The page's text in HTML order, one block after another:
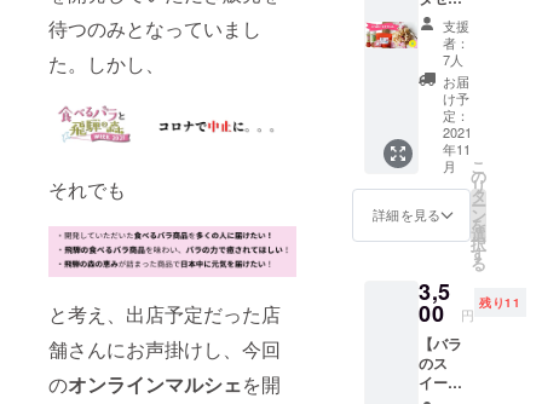
待つのみとなっていまし
た。しかし、
それでも
と考え、出店予定だった店
舗さんにお声掛けし、今回
のオンラインマルシェを開
は、地
元の小
学生有
志が地
域の資
源を生
かした
商品開
発〜販
売まで
プロ
ジェク
回は地
元の大
人との
コラボ
レー
ション
限 発
送から
約3週間
●バラの
(10g)1
玖島
ローズ
賞味期
限 発
送から
ずく
（バラ
のシ
ロッ
プ）
(125g)
味噌煎
餅(3
枚) 井
之廣製
菓舗 賞
味期
限 発
送から
約3ヶ月
●バラ酢
ドレッ
(１本)
わ〜く
はうす
賞味期
限 発
送から
約2ヶ月
ト】 ◆
お届け
内容◆
●生パス
フィッ
トチー
ネ ロー
(200g)
飛騨
食〜
HIDASY
袋にパ
スタ
200g入
り(約２
名分)を
3袋お届
支援
者：
7人
お届
け予
定：
2021
年11
月
詳細を見る
こ
の
リ
タ
ー
ン
を
選
択
す
る
3,5
00 円
残り11
【バラ
のス
イーツ